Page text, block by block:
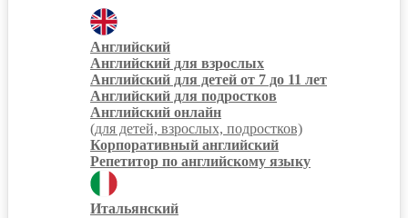
Английский
Английский для взрослых
Английский для детей от 7 до 11 лет
Английский для подростков
Английский онлайн
(для детей, взрослых, подростков)
Корпоративный английский
Репетитор по английскому языку
Итальянский